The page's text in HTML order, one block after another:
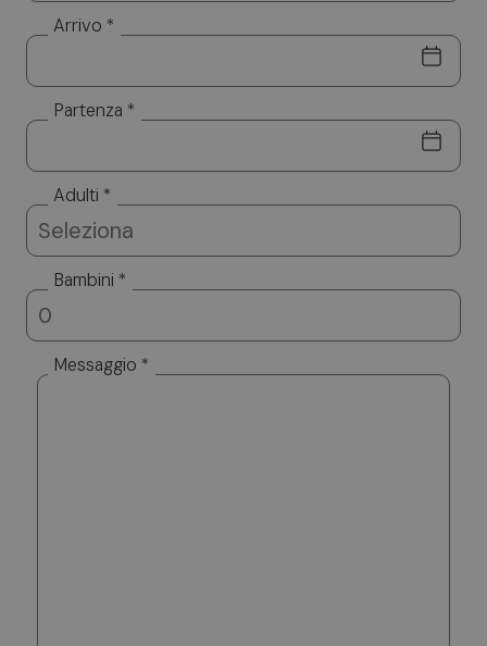
Arrivo *
Partenza *
Adulti *
Bambini *
Messaggio *